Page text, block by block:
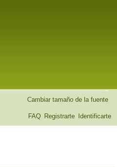
Cambiar tamaño de la fuente
FAQ Registrarte Identificarte